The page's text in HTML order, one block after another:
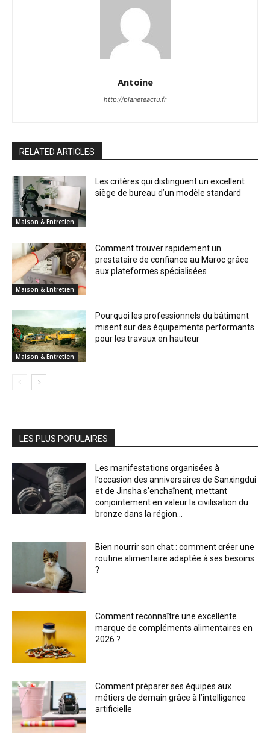
Antoine
http://planeteactu.fr
RELATED ARTICLES
Maison & Entretien
Les critères qui distinguent un excellent
siège de bureau d’un modèle standard
Maison & Entretien
Comment trouver rapidement un
prestataire de confiance au Maroc grâce
aux plateformes spécialisées
Maison & Entretien
Pourquoi les professionnels du bâtiment
misent sur des équipements performants
pour les travaux en hauteur
LES PLUS POPULAIRES
Les manifestations organisées à
l’occasion des anniversaires de Sanxingdui
et de Jinsha s’enchaînent, mettant
conjointement en valeur la civilisation du
bronze dans la région...
Bien nourrir son chat : comment créer une
routine alimentaire adaptée à ses besoins
?
Comment reconnaître une excellente
marque de compléments alimentaires en
2026 ?
Comment préparer ses équipes aux
métiers de demain grâce à l’intelligence
artificielle